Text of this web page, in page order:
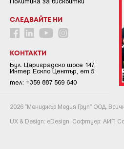
СЛЕДВАЙТЕ НИ
КОНТАКТИ
Бул. Цариградско шосе 147,
Интер Ескпо Център, ет.5
тел: +359 887 569 640
2026 “Мениджър Медия Груп” ООД.
UX & Design: eDesign Софтуер: АИП